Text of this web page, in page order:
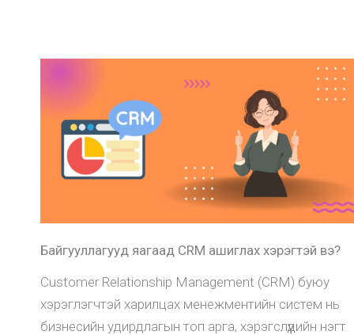
Байгууллагууд яагаад CRM ашиглах хэрэгтэй вэ?
Customer Relationship Management (CRM) буюу
хэрэглэгчтэй харилцах менежментийн систем нь
бизнесийн удирдлагын топ арга, хэрэгслүүдийн нэгт